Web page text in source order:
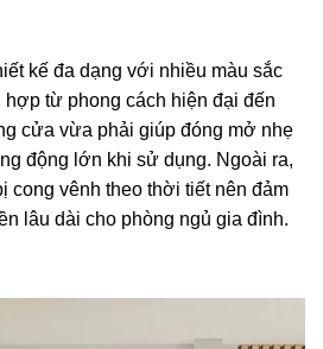
kế đa dạng với nhiều màu sắc
hợp từ phong cách hiện đại đến
cửa vừa phải giúp đóng mở nhẹ
động lớn khi sử dụng. Ngoài ra,
cong vênh theo thời tiết nên đảm
lâu dài cho phòng ngủ gia đình.